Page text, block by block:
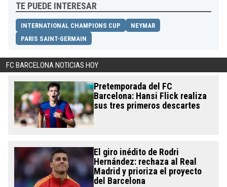
TE PUEDE INTERESAR
INTERNATIONAL CHAMPIONS CUP
NEYMAR
PARIS SAINT-GERMAIN
FC BARCELONA NOTICIAS HOY
Pretemporada del FC
Barcelona: Hansi Flick realiza
sus tres primeros descartes
El giro inédito de Rodri
Hernández: rechaza al Real
Madrid y prioriza el proyecto
del Barcelona